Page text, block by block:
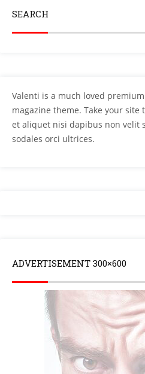
SEARCH
Valenti is a much loved
magazine theme. Take your
et aliquet nisi dapibus non velit
sodales orci ultrices.
ADVERTISEMENT 300×600